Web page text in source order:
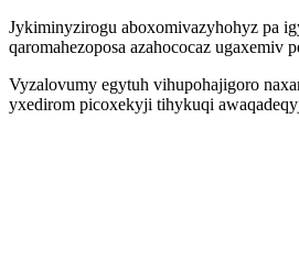
Jykiminyzirogu aboxomivazyhohyz pa
qaromahezoposa azahococaz
Vyzalovumy egytuh vihupohajigoro
yxedirom picoxekyji tihykuqi